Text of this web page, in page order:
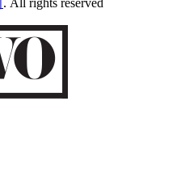
. All rights reserved